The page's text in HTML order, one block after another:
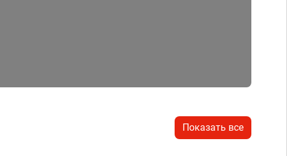
Показать все